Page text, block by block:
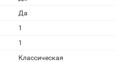
Да
1
1
Классическая